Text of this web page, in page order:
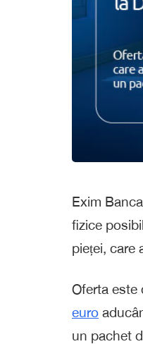
Exim
fizice
pieței, care
Oferta este
euro
un pachet